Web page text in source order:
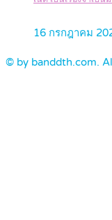
16 กรกฎาคม
© by banddth.com.